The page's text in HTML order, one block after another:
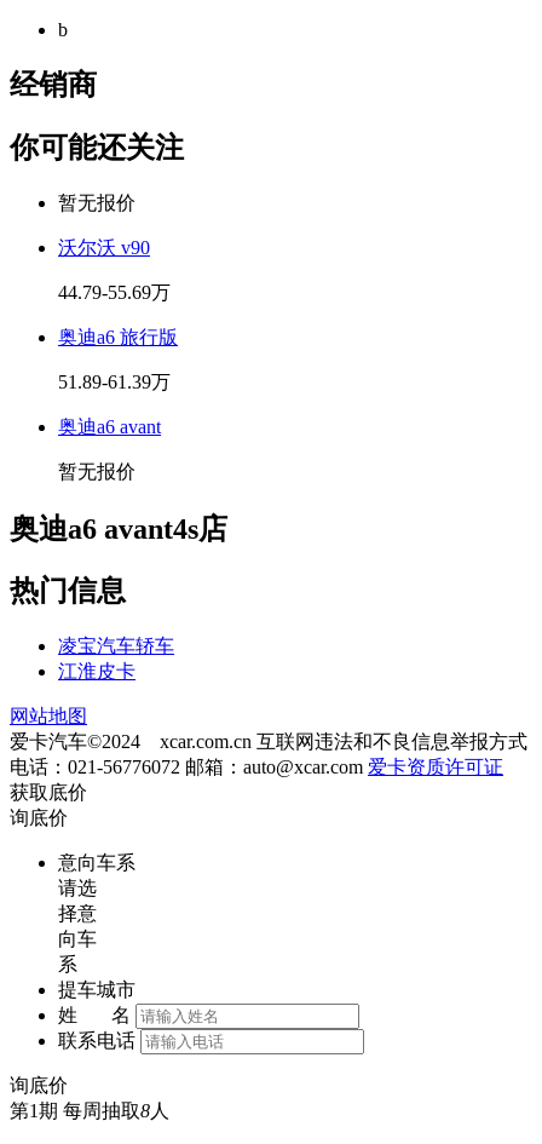
b
经销商
你可能还关注
暂无报价
沃尔沃 v90
44.79-55.69万
奥迪a6 旅行版
51.89-61.39万
奥迪a6 avant
暂无报价
奥迪a6 avant4s店
热门信息
凌宝汽车轿车
江淮皮卡
网站地图
爱卡汽车©2024 xcar.com.cn 互联网违法和不良信息举报方式
电话：021-56776072 邮箱： auto@xcar.com 爱卡资质许可证
获取底价
询底价
意向车系
请选
择意
向车
系
提车城市
姓 名
联系电话
询底价
第1期 每周抽取8人